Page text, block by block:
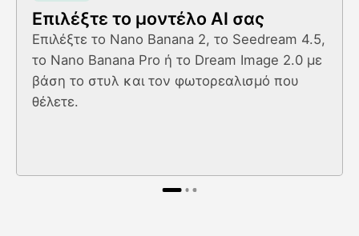
Επιλέξτε το μοντέλο AI σας
Επιλέξτε το Nano Banana 2, το Seedream 4.5,
το Nano Banana Pro ή το Dream Image 2.0 με
βάση το στυλ και τον φωτορεαλισμό που
θέλετε.